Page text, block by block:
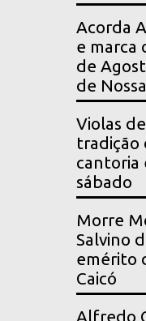
Acorda
e marca
de
de
Violas
tradição
cantoria
sábado
Morre
Salvino
emérito
Caicó
Alfredo